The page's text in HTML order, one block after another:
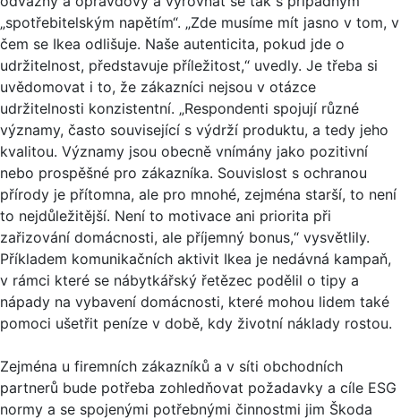
„spotřebitelským napětím“. „Zde musíme mít jasno v tom, v
čem se Ikea odlišuje. Naše autenticita, pokud jde o
udržitelnost, představuje příležitost,“ uvedly. Je třeba si
uvědomovat i to, že zákazníci nejsou v otázce
udržitelnosti konzistentní. „Respondenti spojují různé
významy, často související s výdrží produktu, a tedy jeho
kvalitou. Významy jsou obecně vnímány jako pozitivní
nebo prospěšné pro zákazníka. Souvislost s ochranou
přírody je přítomna, ale pro mnohé, zejména starší, to není
to nejdůležitější. Není to motivace ani priorita při
zařizování domácnosti, ale příjemný bonus,“ vysvětlily.
Příkladem komunikačních aktivit Ikea je nedávná kampaň,
v rámci které se nábytkářský řetězec podělil o tipy a
nápady na vybavení domácnosti, které mohou lidem také
pomoci ušetřit peníze v době, kdy životní náklady rostou. ​
Zejména u firemních zákazníků a v síti obchodních
partnerů bude potřeba zohledňovat požadavky a cíle ESG
normy a se spojenými potřebnými činnostmi jim Škoda